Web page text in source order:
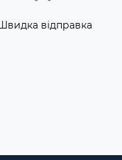
відправка